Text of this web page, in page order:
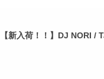
【新入荷！！】DJ NORI